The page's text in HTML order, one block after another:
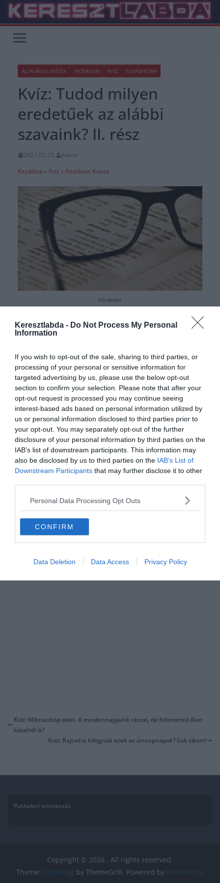
Keresztlabda - Do Not Process My Personal
Information
If you wish to opt-out of the sale, sharing to third parties, or
processing of your personal or sensitive information for
targeted advertising by us, please use the below opt-out
section to confirm your selection. Please note that after your
opt-out request is processed you may continue seeing
interest-based ads based on personal information utilized by
us or personal information disclosed to third parties prior to
your opt-out. You may separately opt-out of the further
disclosure of your personal information by third parties on the
IAB’s list of downstream participants. This information may
also be disclosed by us to third parties on the IAB’s List of
Downstream Participants that may further disclose it to other
Personal Data Processing Opt Outs
CONFIRM
Data Deletion Data Access Privacy Policy
Skip
content
ÁLTALÁNOS KVÍZEK IRODALOM KVÍZ TUDÁSPRÓBA
Kvíz: Tudod milyen
eredetűek az alábbi
szavaink? II. rész
2021.03.20.
Adam
Kezdőlap » Kvíz » Általános Kvízek
Hirdetés
Az első részt itt találhatjátok.
[onionbuzz quizid=527][/onionbuzz]
csatlakozhatsz Facebookcsoportunkhoz is.
Mielőtt lelépsz ne felejtsd el megosztani barátaiddal az
eredményedet.
Kvíz: Mikroszkóp alatt. A mindennapjaink részei, de felismered őket
közelről is?
Kvíz: Rajtad is kifognak ezek az ünnepnapok? Sok sikert!
Pushalert leíratkozás
Copyright © 2026 . All rights reserved.
Theme: ColorMag by ThemeGrill. Powered by WordPress.